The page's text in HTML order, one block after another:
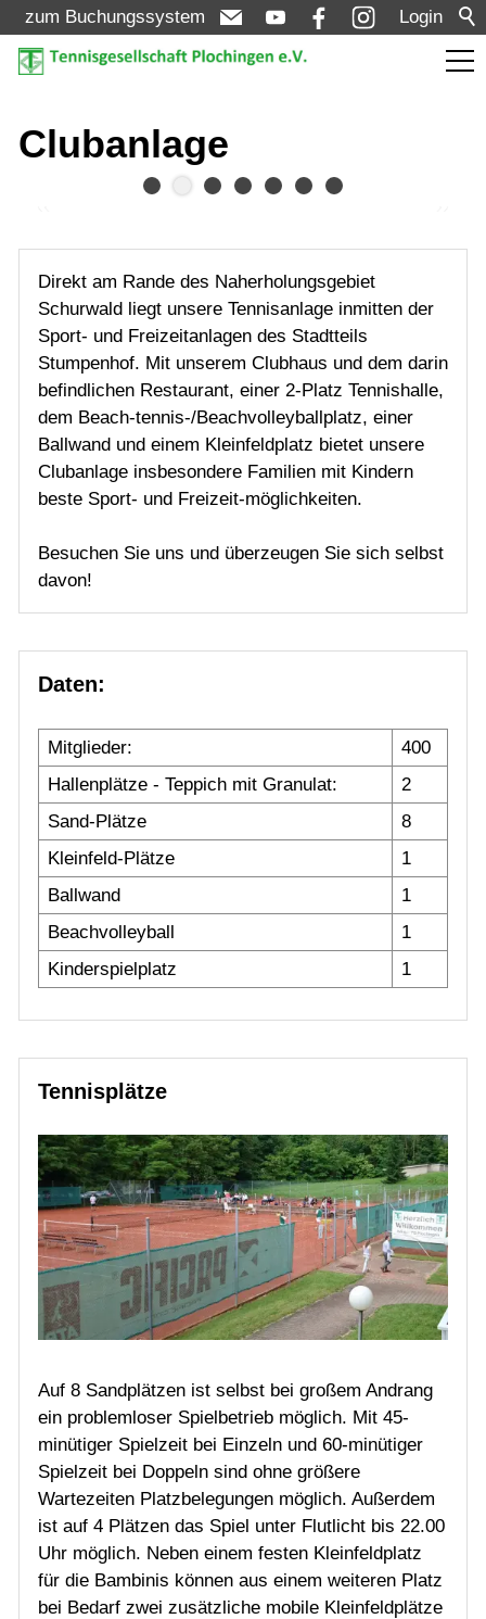
Login
zum Buchungssystem
Aktuelles
Turniere
Verein
Vorstand
Clubanlage
Tennishalle
Beachvolleyball
Schnuppern / Mitglied werden
Download
Historie
Sponsoren
Kooperation
Mannschaften
Jugend
Training
Gaststätte
Clubanlage
Direkt am Rande des Naherholungsgebiet
Schurwald liegt unsere Tennisanlage inmitten der
Sport- und Freizeitanlagen des Stadtteils
Stumpenhof. Mit unserem Clubhaus und dem darin
befindlichen Restaurant, einer 2-Platz Tennishalle,
dem Beach-tennis-/Beachvolleyballplatz, einer
Ballwand und einem Kleinfeldplatz bietet unsere
Clubanlage insbesondere Familien mit Kindern
beste Sport- und Freizeit-möglichkeiten.
Besuchen Sie uns und überzeugen Sie sich selbst
davon!
Daten:
Mitglieder:
400
Hallenplätze - Teppich mit Granulat:
2
Sand-Plätze
8
Kleinfeld-Plätze
1
Ballwand
1
Beachvolleyball
1
Kinderspielplatz
1
Tennisplätze
Auf 8 Sandplätzen ist selbst bei großem Andrang
ein problemloser Spielbetrieb möglich. Mit 45-
minütiger Spielzeit bei Einzeln und 60-minütiger
Spielzeit bei Doppeln sind ohne größere
Wartezeiten Platzbelegungen möglich. Außerdem
ist auf 4 Plätzen das Spiel unter Flutlicht bis 22.00
Uhr möglich. Neben einem festen Kleinfeldplatz
für die Bambinis können aus einem weiteren Platz
bei Bedarf zwei zusätzliche mobile Kleinfeldplätze